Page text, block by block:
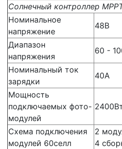
Солнечный контроллер
Номинальное
напряжение
48В
Диапазон
напряжения
60 -
Номинальный ток
зарядки
40А
Мощность
подключаемых фото-
модулей
Схема подключения
модулей 60селл
2
4